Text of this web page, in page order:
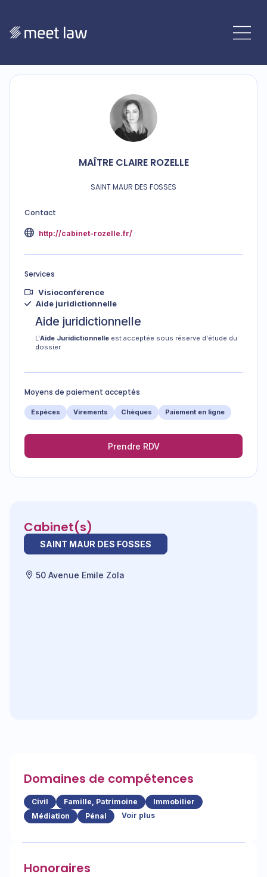
MAÎTRE CLAIRE ROZELLE
SAINT MAUR DES FOSSES
Contact
http://cabinet-rozelle.fr/
Services
Visioconférence
Aide juridictionnelle
Aide juridictionnelle
L'Aide Juridictionnelle est acceptée sous réserve d'étude du
dossier.
Moyens de paiement acceptés
Espèces Virements Chèques Paiement en ligne
Prendre RDV
Cabinet(s)
SAINT MAUR DES FOSSES
50 Avenue Emile Zola
Domaines de compétences
Civil Famille, Patrimoine
Immobilier
Médiation
Pénal Voir plus
Honoraires